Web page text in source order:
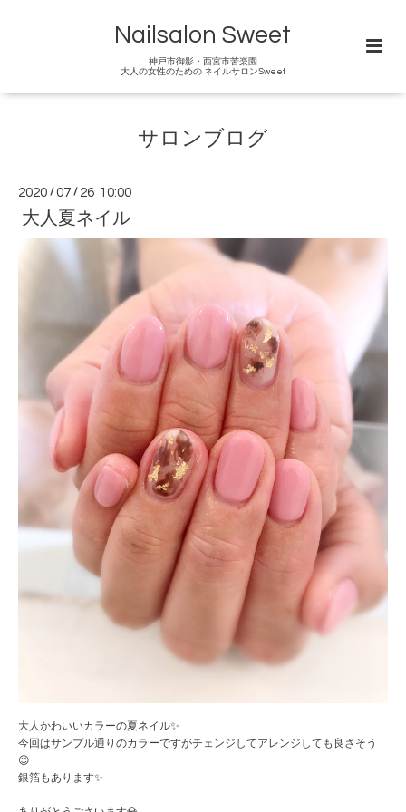
Nailsalon Sweet
神戸市御影・西宮市苦楽園
大人の女性のための ネイルサロンSweet
サロンブログ
2020 /07 / 26 10:00
大人夏ネイル
大人かわいいカラーの夏ネイル✨
今回はサンプル通りのカラーですがチェンジしてアレンジしても良さそう
😉
銀箔もあります✨